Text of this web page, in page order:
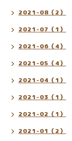
2021-08（2）
2021-07（1）
2021-06（4）
2021-05（4）
2021-04（1）
2021-03（1）
2021-02（1）
2021-01（2）